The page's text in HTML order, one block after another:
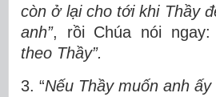
còn ở lại cho tới khi Thầy
anh”, rồi Chúa nói ngay:
theo Thầy”.
3. “Nếu Thầy muốn anh